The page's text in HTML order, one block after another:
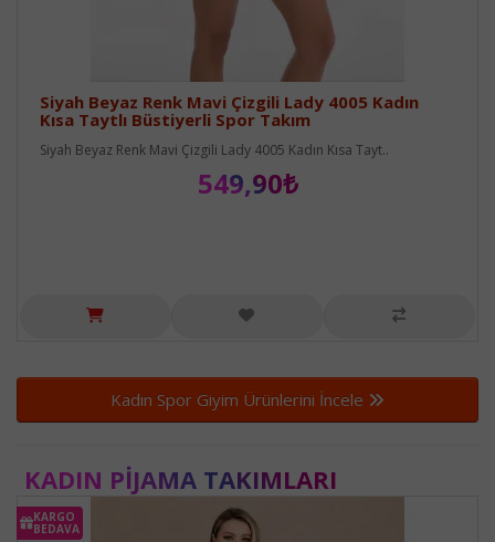
Siyah Beyaz Renk Mavi Çizgili Lady 4005 Kadın
Kısa Taytlı Büstiyerli Spor Takım
Siyah Beyaz Renk Mavi Çizgili Lady 4005 Kadın Kısa Tayt..
549,90₺
Kadın Spor Giyim Ürünlerini İncele
KADIN PIJAMA TAKIMLARI
KARGO
BEDAVA